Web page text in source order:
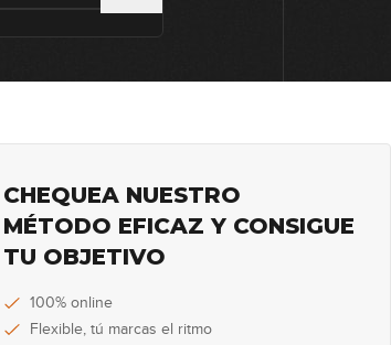
CHEQUEA NUESTRO
MÉTODO EFICAZ Y CONSIGUE
TU OBJETIVO
100% online
Flexible, tú marcas el ritmo